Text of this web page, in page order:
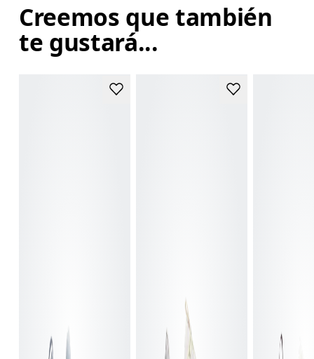
Creemos que también
te gustará...